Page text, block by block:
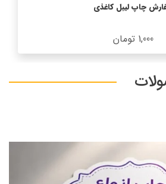
چاپ لیبل کاغذی
1,000 تومان